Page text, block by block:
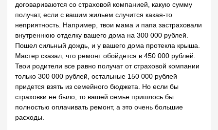
договариваются со страховой компанией, какую сумму
получат, если с вашим жильем случится какая-то
неприятность. Например, твои мама и папа застраховали
внутреннюю отделку вашего дома на 300 000 рублей.
Пошел сильный дождь, и у вашего дома протекла крыша.
Мастер сказал, что ремонт обойдется в 450 000 рублей.
Твои родители все равно получат от страховой компании
только 300 000 рублей, остальные 150 000 рублей
придется взять из семейного бюджета. Но если бы
страховки не было, то вашей семье пришлось бы
полностью оплачивать ремонт, а это очень большие
расходы.